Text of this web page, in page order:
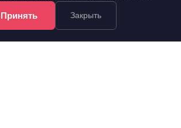
Принять Закрыть